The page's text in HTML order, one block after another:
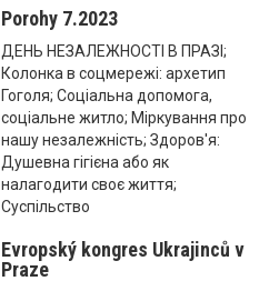
Porohy 7.2023
ДЕНЬ НЕЗАЛЕЖНОСТІ В ПРАЗІ;
Колонка в соцмережі: архетип
Гоголя; Соціальна допомога,
соціальне житло; Міркування про
нашу незалежність; Здоров'я:
Душевна гігієна або як
налагодити своє життя;
Суспільство
Evropský kongres Ukrajinců v
Praze